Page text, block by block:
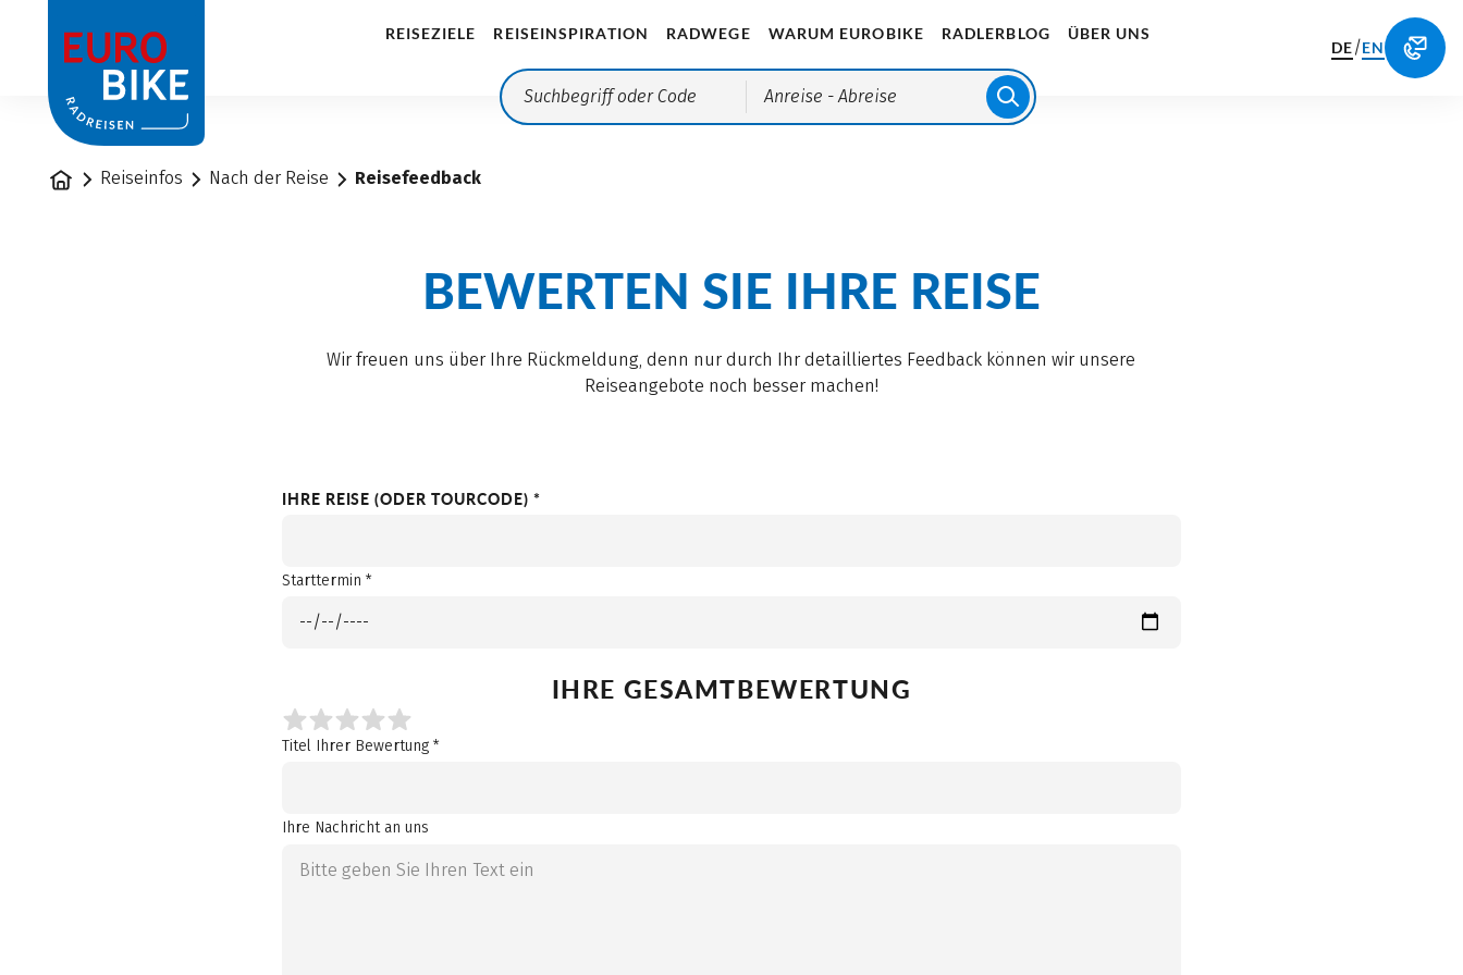
REISEZIELE REISEINSPIRATION RADWEGE WARUM EUROBIKE RADLERBLOG ÜBER UNS
Anreise - Abreise
DE/EN
StartseiteReiseinfos Nach der Reise Reisefeedback
BEWERTEN SIE IHRE REISE
Wir freuen uns über Ihre Rückmeldung, denn nur durch Ihr detailliertes Feedback können wir unsere
Reiseangebote noch besser machen!
IHRE REISE (ODER TOURCODE) *
Starttermin *
IHRE GESAMTBEWERTUNG
Ihre Gesamtbewertung *
Titel Ihrer Bewertung *
Ihre Nachricht an uns